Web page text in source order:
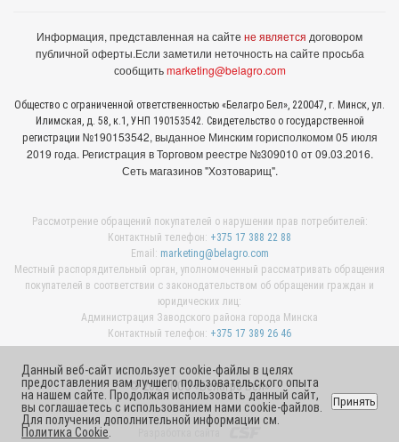
Информация, представленная на сайте не является договором
публичной оферты.Если заметили неточность на сайте просьба
сообщитьmarketing@belagro.com
Общество с ограниченной ответственностью «Белагро Бел», 220047, г. Минск, ул.
Илимская, д. 58, к.1, УНП 190153542. Свидетельство о государственной
регистрации №190153542, выданное Минcким горисполкомом 05 июля
2019 года. Регистрация в Торговом реестре №309010 от 09.03.2016.
Сеть магазинов "Хозтоварищ".
Рассмотрение обращений покупателей о нарушении прав потребителей:
Контактный телефон: +375 17 388 22 88
Email: marketing@belagro.com
Местный распорядительный орган, уполномоченный рассматривать обращения
покупателей в соответствии с законодательством об обращении граждан и
юридических лиц:
Администрация Заводского района города Минска
Контактный телефон: +375 17 389 26 46
© 2026 ООО «Белагро Бел»
Данный веб-сайт использует cookie-файлы в целях
предоставления вам лучшего пользовательского опыта
на нашем сайте. Продолжая использовать данный сайт,
вы соглашаетесь с использованием нами cookie-файлов.
Для получения дополнительной информации см.
Политика Cookie
Принять